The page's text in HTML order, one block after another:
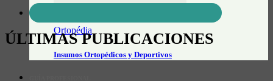
Ortopédia
Insumos Ortopédicos y Deportivos
ÚLTIMAS PUBLICACIONES